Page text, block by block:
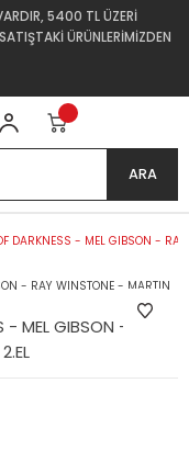
5400 TL ÜZERİ
ÜRÜNLERİMİZDEN
ARA
DARKNESS - MEL GIBSON -
MEL GIBSON - RAY